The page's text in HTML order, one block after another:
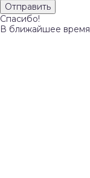
Спасибо!
В ближайшее